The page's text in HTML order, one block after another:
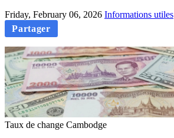
Friday, February 06, 2026 Informations utiles
Partager
Taux de change Cambodge